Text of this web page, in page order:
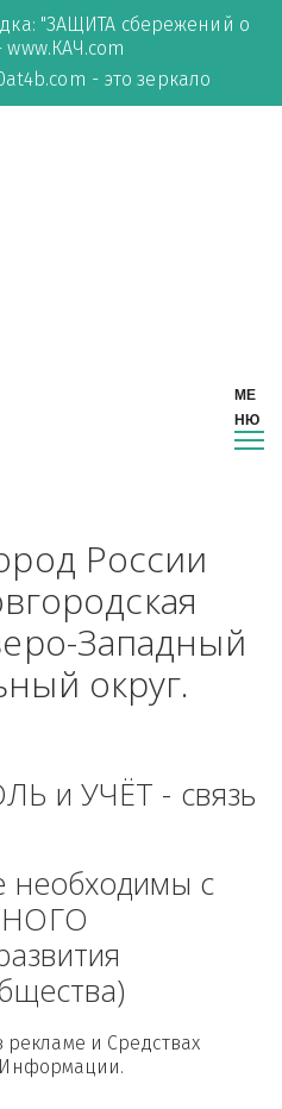
"ЗАЩИТА сбережений о
www.КАЧ.com
- это зеркало
России
Западный
округ.
и УЧЁТ - связь
необходимы с
рекламе и Средствах